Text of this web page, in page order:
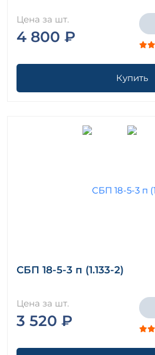
Цена за шт.
4 800 ₽
Купить
СБП 18-5-3 п (1.133-2)
Цена за шт.
3 520 ₽